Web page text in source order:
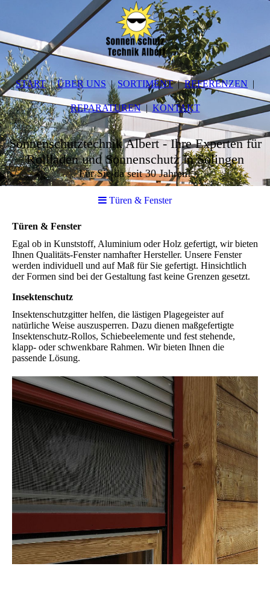
START ÜBER UNS SORTIMENT REFERENZEN
REPARATUREN KONTAKT
Sonnenschutztechnik Albert - Ihre Experten für
Rollladen und Sonnenschutz in Solingen
Für Sie da seit 30 Jahren!
Türen & Fenster
Türen & Fenster
Egal ob in Kunststoff, Aluminium oder Holz gefertigt, wir bieten
Ihnen Qualitäts-Fenster namhafter Hersteller. Unsere Fenster
werden individuell und auf Maß für Sie gefertigt. Hinsichtlich
der Formen sind bei der Gestaltung fast keine Grenzen gesetzt.
Insektenschutz
Insektenschutzgitter helfen, die lästigen Plagegeister auf
natürliche Weise auszusperren. Dazu dienen maßgefertigte
Insektenschutz-Rollos, Schiebeelemente und fest stehende,
klapp- oder schwenkbare Rahmen. Wir bieten Ihnen die
passende Lösung.